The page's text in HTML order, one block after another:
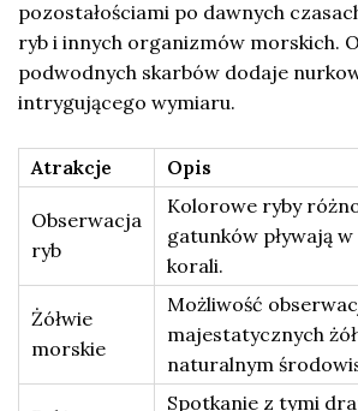
pozostałościami po dawnych
ryb i innych organizmów morskich.
podwodnych skarbów dodaje
intrygującego wymiaru.
Atrakcje Opis
Obserwacja
ryb
Kolorowe ryby
gatunków pływają
korali.
Żółwie
morskie
Możliwość
majestatycznych
naturalnym
Spotkanie z tymi